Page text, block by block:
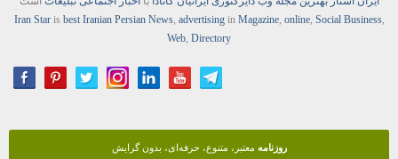
Iran Staris best Iranian Persian News, advertisingin Magazine, online, Social Business,
Web, Directory
روزنامه معتبر، متنوع، حرفه‌ای، بدون گرایش